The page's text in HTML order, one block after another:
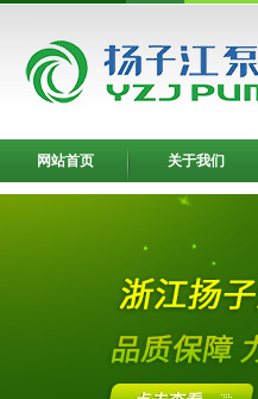
网站首页 关于我们